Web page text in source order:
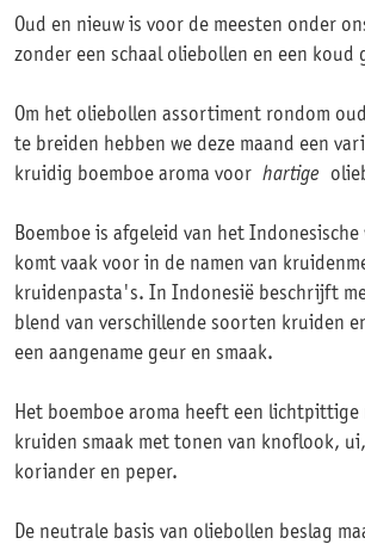
Oud en nieuw is voor de meesten onder
zonder een schaal oliebollen en een koud
Om het oliebollen assortiment rondom
te breiden hebben we deze maand een
kruidig boemboe aroma voor hartige
Boemboe is afgeleid van het
komt vaak voor in de namen van
kruidenpasta's. In Indonesië beschrijft
blend van verschillende soorten kruiden
een aangename geur en smaak.
Het boemboe aroma heeft een lichtpittige
kruiden smaak met tonen van knoflook,
koriander en peper.
De neutrale basis van oliebollen beslag